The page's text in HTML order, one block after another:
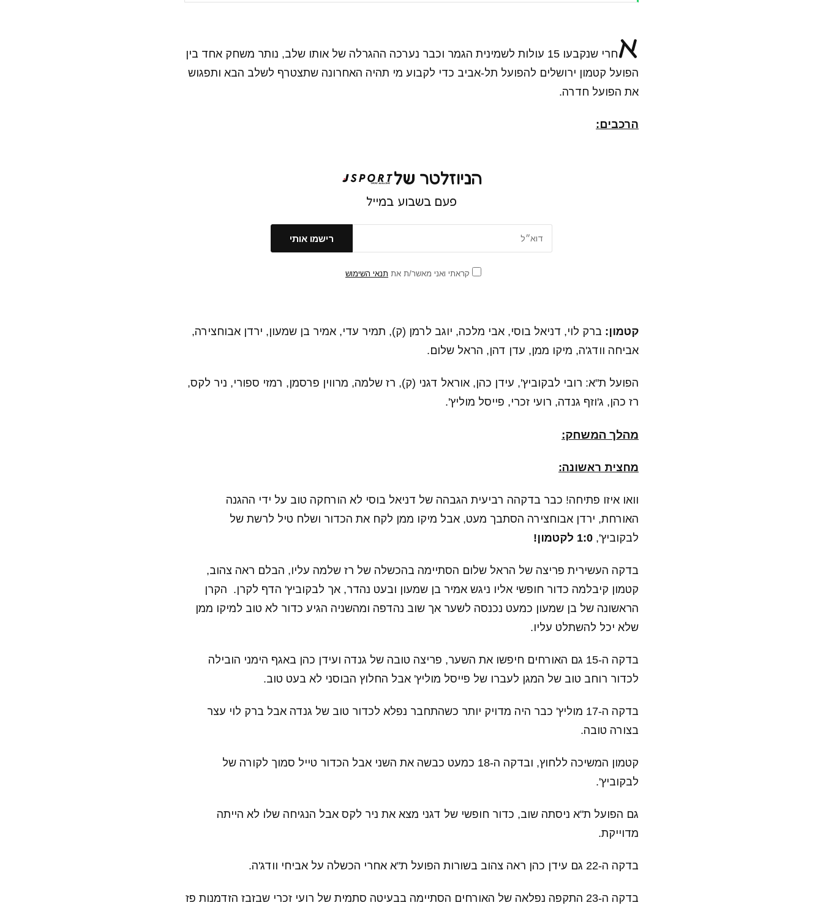
א
חרי שנקבעו 15 עולות לשמינית הגמר וכבר נערכה ההגרלה של אותו שלב, נותר משחק אחד בין
הפועל קטמון ירושלים להפועל תל-אביב כדי לקבוע מי תהיה האחרונה שתצטרף לשלב הבא ותפגוש
את הפועל חדרה.
הרכבים:
הניוזלטר של
פעם בשבוע במייל
קראתי ואני מאשר/ת את תנאי השימוש
קטמון: ברק לוי, דניאל בוסי, אבי מלכה, יוגב לרמן (ק), תמיר עדי, אמיר בן שמעון, ירדן אבוחצירה,
אביחה וודג'ה, מיקו ממן, עדן דהן, הראל שלום.
הפועל ת"א: רובי לבקוביץ', עידן כהן, אוראל דגני (ק), רז שלמה, מרווין פרסמן, רמזי ספורי, ניר לקס,
רז כהן, ג'וזף גנדה, רועי זכרי, פייסל מוליץ'.
מהלך המשחק:
מחצית ראשונה:
וואו איזו פתיחה! כבר בדקהה רביעית הגבהה של דניאל בוסי לא הורחקה טוב על ידי ההגנה
האורחת, ירדן אבוחצירה הסתבך מעט, אבל מיקו ממן לקח את הכדור ושלח טיל לרשת של
לבקוביץ',
בדקה העשירית פריצה של הראל שלום הסתיימה בהכשלה של רז שלמה עליו, הבלם ראה צהוב,
קטמון קיבלמה כדור חופשי אליו ניגש אמיר בן שמעון ובעט נהדר, אך לבקוביץ' הדף לקרן. הקרן
הראשונה של בן שמעון כמעט נכנסה לשער אך שוב נהדפה ומהשניה הגיע כדור לא טוב למיקו ממן
שלא יכל להשתלט עליו.
בדקה ה-15 גם האורחים חיפשו את השער, פריצה טובה של גנדה ועידן כהן באגף הימני הובילה
לכדור רוחב טוב של המגן לעברו של פייסל מוליץ' אבל החלוץ הבוסני לא בעט טוב.
בדקה ה-17 מוליץ' כבר היה מדויק יותר כשהתחבר נפלא לכדור טוב של גנדה אבל ברק לוי עצר
בצורה טובה.
קטמון המשיכה ללחוץ, ובדקה ה-18 כמעט כבשה את השני אבל הכדור טייל סמוך לקורה של
לבקוביץ'.
גם הפועל ת"א ניסתה שוב, כדור חופשי של דגני מצא את ניר לקס אבל הנגיחה שלו לא הייתה
מדוייקת.
בדקה ה-22 גם עידן כהן ראה צהוב בשורות הפועל ת"א אחרי הכשלה על אביחי וודג'ה.
בדקה ה-23 התקפה נפלאה של האורחים הסתיימה בבעיטה סתמית של רועי זכרי שבזבז הזדמנות פז